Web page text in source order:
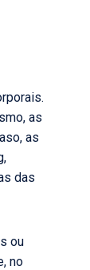
as
as
das
ou
no